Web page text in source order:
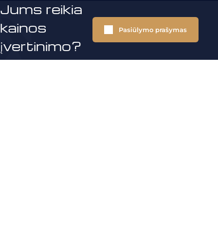
Jums reikia
kainos
įvertinimo?
Pasiūlymo prašymas